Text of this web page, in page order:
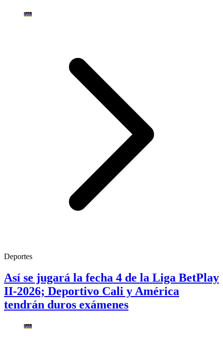
Deportes
Así se jugará la fecha 4 de la Liga BetPlay
II-2026; Deportivo Cali y América
tendrán duros exámenes